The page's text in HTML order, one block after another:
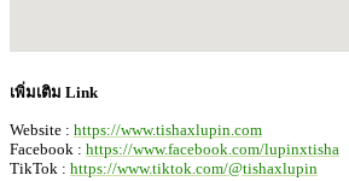
เพิ่มเติม Link
Website : https://www.tishaxlupin.com
Facebook : https://www.facebook.com/lupinxtisha
TikTok : https://www.tiktok.com/@tishaxlupin